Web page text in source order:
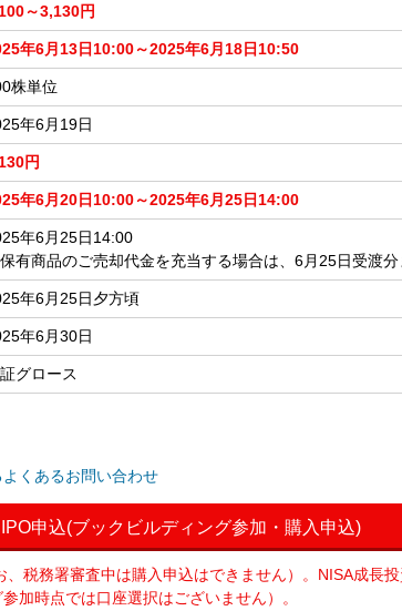
～3,130円
年6月13日10:00～2025年6月18日10:50
株単位
年6月19日
円
年6月20日10:00～2025年6月25日14:00
年6月25日14:00
保有商品のご売却代金を充当する場合は、6月25日受渡分
年6月25日夕方頃
年6月30日
グロース
くあるお問い合わせ
IPO申込(ブックビルディング参加・購入申込)
、税務署審査中は購入申込はできません）。NISA成長
加時点では口座選択はございません）。